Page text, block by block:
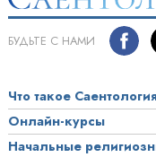
БУДЬТЕ С НАМИ
Что такое
Онлайн-курсы
Начальные